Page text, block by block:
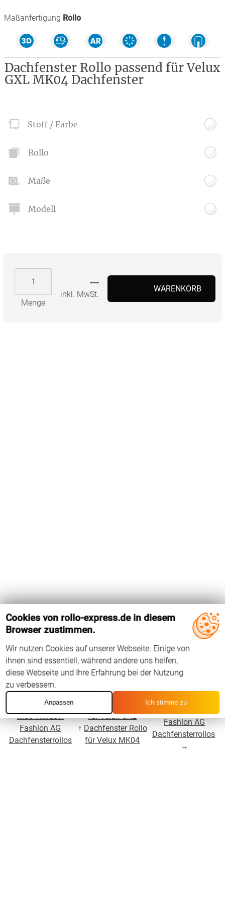
Maßanfertigung Rollo
Dachfenster Rollo passend für Velux
GXL MK04 Dachfenster
Stoff / Farbe
Rollo
Maße
Modell
Menge
---
inkl. MwSt.
WARENKORB
Das Holz-Dachfenster GXL MK04 von Velux hat die
Flügelinnenmaße 613 mm x 795 mm. Das Dachfenster wird
seit 2000 hergestellt. Der Falzwinkel beträgt 96°
Für Velux GXL
M08 Window
Fashion AG
Dachfensterrollos
Dachfenster Rollo
für Velux GXL
↑ Dachfenster Rollo
für Velux MK04
Für Velux GXL
Fashion AG
Dachfensterrollos
→
Cookies von rollo-express.de in diesem
Browser zustimmen.
Wir nutzen Cookies auf unserer Webseite. Einige von
ihnen sind essentiell, während andere uns helfen,
diese Webseite und Ihre Erfahrung bei der Nutzung
zu verbessern.
Anpassen Ich stimme zu